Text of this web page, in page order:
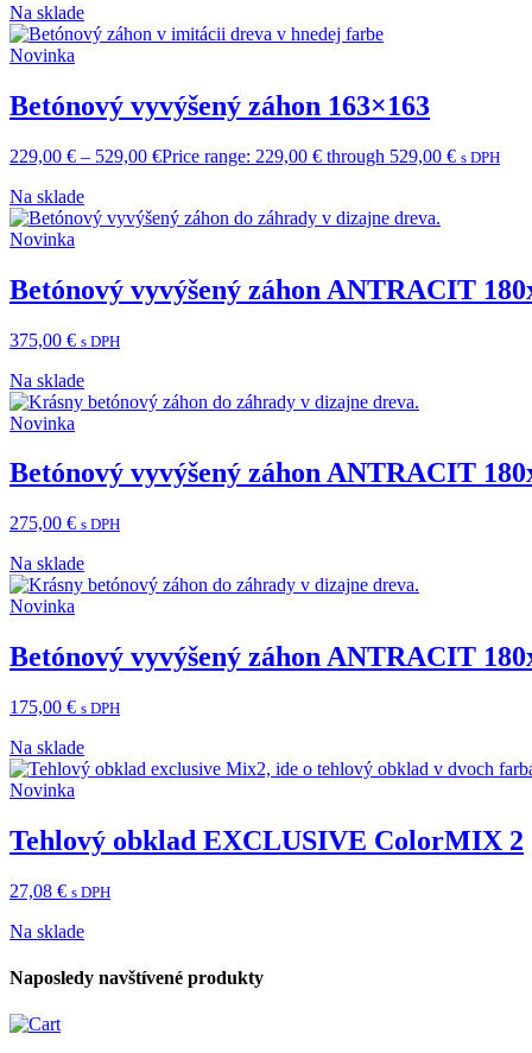
Na sklade
Novinka
Betónový vyvýšený záhon 163×163
229,00 € – 529,00 €Price range: 229,00 € through 529,00 € s DPH
Na sklade
Novinka
Betónový vyvýšený záhon ANTRACIT
375,00 € s DPH
Na sklade
Novinka
Betónový vyvýšený záhon ANTRACIT
275,00 € s DPH
Na sklade
Novinka
Betónový vyvýšený záhon ANTRACIT
175,00 € s DPH
Na sklade
Novinka
Tehlový obklad EXCLUSIVE ColorMIX 2
27,08 € s DPH
Na sklade
Naposledy navštívené produkty